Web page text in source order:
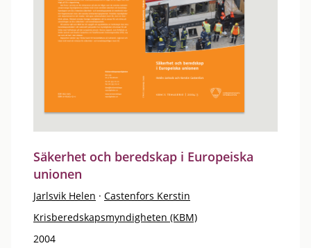
Säkerhet och beredskap i Europeiska
unionen
Jarlsvik Helen · Castenfors Kerstin
Krisberedskapsmyndigheten (KBM)
2004